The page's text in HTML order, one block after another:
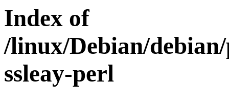
Index of
/linux/Debian/
ssleay-perl